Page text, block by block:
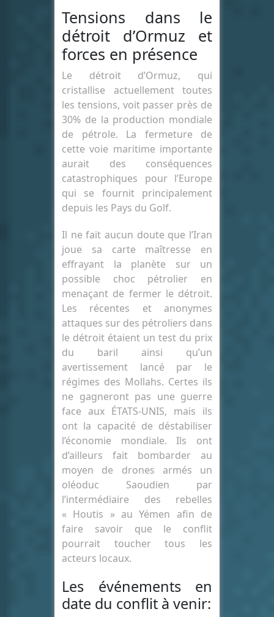
Tensions dans le
détroit d’Ormuz et
forces en présence
Le détroit d’Ormuz, qui
cristallise actuellement toutes
les tensions, voit passer près de
30% de la production mondiale
de pétrole. La fermeture de
cette voie maritime importante
aurait des conséquences
catastrophiques pour l’Europe
qui se fournit principalement
depuis les Pays du Golf.
Il ne fait aucun doute que l’Iran
joue sa carte maîtresse en
effrayant la planète sur un
possible choc pétrolier en
menaçant de fermer le détroit.
Les récentes et anonymes
attaques sur des pétroliers dans
le détroit étaient un test du prix
du baril ainsi qu’un
avertissement lancé par le
régimes des Mollahs. Certes ils
ne gagneront pas une guerre
face aux ÉTATS-UNIS, mais ils
ont la capacité de déstabiliser
l’économie mondiale. Ils ont
d’ailleurs fait bombarder au
moyen de drones armés un
oléoduc Saoudien par
l’intermédiaire des rebelles
« Houtis » au Yémen afin de
faire savoir que le conflit
pourrait toucher tous les
acteurs locaux.
Les événements en
date du conflit à venir: